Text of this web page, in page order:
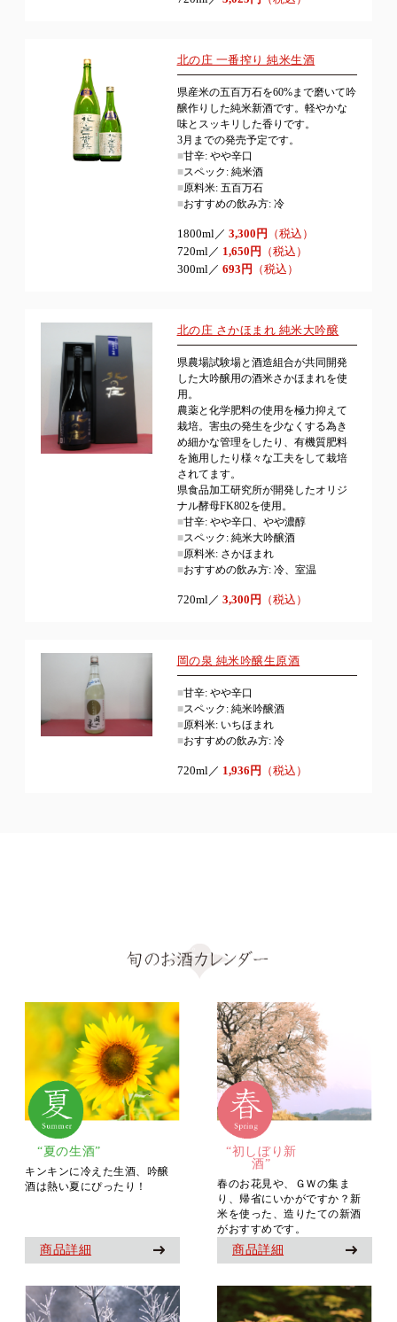
北の庄 一番搾り 純米生酒
県産米の五百万石を60%まで磨いて吟
醸作りした純米新酒です。軽やかな
味とスッキリした香りです。
3月までの発売予定です。
■甘辛: やや辛口
■スペック: 純米酒
■原料米: 五百万石
■おすすめの飲み方: 冷
1800ml／ 3,300円 （税込）
720ml／ 1,650円 （税込）
300ml／ 693円 （税込）
北の庄 さかほまれ 純米大吟醸
県農場試験場と酒造組合が共同開発
した大吟醸用の酒米さかほまれを使
用。
農薬と化学肥料の使用を極力抑えて
栽培。害虫の発生を少なくする為き
め細かな管理をしたり、有機質肥料
を施用したり様々な工夫をして栽培
されてます。
県食品加工研究所が開発したオリジ
ナル酵母FK802を使用。
■甘辛: やや辛口、やや濃醇
■スペック: 純米大吟醸酒
■原料米: さかほまれ
■おすすめの飲み方: 冷、室温
720ml／ 3,300円 （税込）
岡の泉 純米吟醸生原酒
■甘辛: やや辛口
■スペック: 純米吟醸酒
■原料米: いちほまれ
■おすすめの飲み方: 冷
720ml／ 1,936円 （税込）
“初しぼり新
酒”
春のお花見や、ＧＷの集ま
り、帰省にいかがですか？新
米を使った、造りたての新酒
がおすすめです。
商品詳細
“夏の生酒”
キンキンに冷えた生酒、吟醸
酒は熱い夏にぴったり！
商品詳細